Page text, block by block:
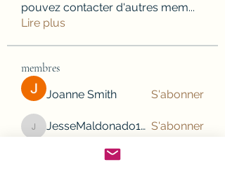
pouvez contacter d'autres mem...
Lire plus
membres
Joanne Smith S'abonner
JesseMaldonado1969116 JesseMaldonado1969116 S'abonner
Gamov Odas